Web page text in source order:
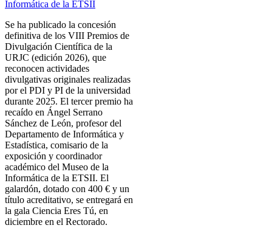
Se ha publicado la concesión
definitiva de los VIII Premios de
Divulgación Científica de la
URJC (edición 2026), que
reconocen actividades
divulgativas originales realizadas
por el PDI y PI de la universidad
durante 2025. El tercer premio ha
recaído en Ángel Serrano
Sánchez de León, profesor del
Departamento de Informática y
Estadística, comisario de la
exposición y coordinador
académico del Museo de la
Informática de la ETSII. El
galardón, dotado con 400 € y un
título acreditativo, se entregará en
la gala Ciencia Eres Tú, en
diciembre en el Rectorado.